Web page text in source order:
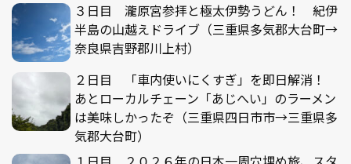
３日目 瀧原宮参拝と極太伊勢うどん！ 紀伊
半島の山越えドライブ（三重県多気郡大台町→
奈良県吉野郡川上村）
２日目 「車内使いにくすぎ」を即日解消！
あとローカルチェーン「あじへい」のラーメン
は美味しかったぞ（三重県四日市市→三重県多
気郡大台町）